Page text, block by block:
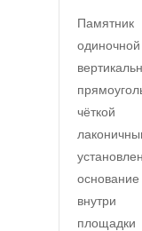
чёткой
внутри